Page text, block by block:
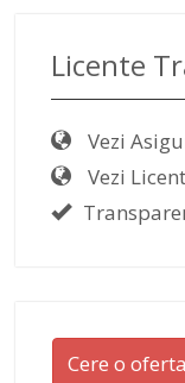
Licente
Vezi
Vezi
Cere o